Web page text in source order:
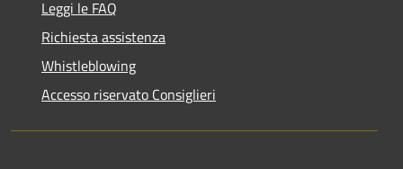
Leggi le FAQ
Richiesta assistenza
Whistleblowing
Accesso riservato Consiglieri